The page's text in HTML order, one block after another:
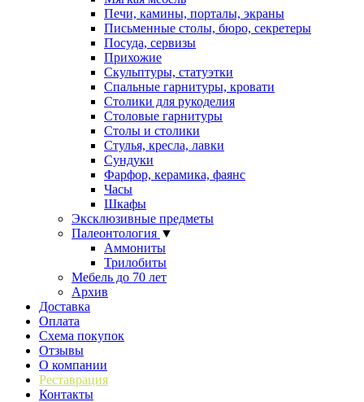
Печи, камины, порталы, экраны
Письменные столы, бюро, секретеры
Посуда, сервизы
Прихожие
Скульптуры, статуэтки
Спальные гарнитуры, кровати
Столики для рукоделия
Столовые гарнитуры
Столы и столики
Стулья, кресла, лавки
Сундуки
Фарфор, керамика, фаянс
Часы
Шкафы
Эксклюзивные предметы
Палеонтология ▼
Аммониты
Трилобиты
Мебель до 70 лет
Архив
Доставка
Оплата
Схема покупок
Отзывы
О компании
Реставрация
Контакты